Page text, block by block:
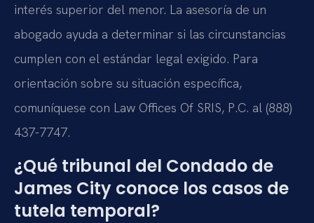
interés superior del menor. La asesoría de un
abogado ayuda a determinar si las circunstancias
cumplen con el estándar legal exigido. Para
orientación sobre su situación específica,
comuníquese con Law Offices Of SRIS, P.C. al (888)
437-7747.
¿Qué tribunal del Condado de
James City conoce los casos de
tutela temporal?